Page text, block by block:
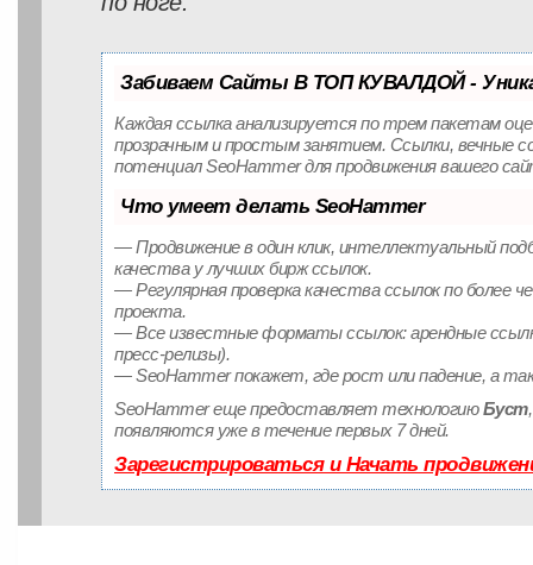
Забиваем Сайты В ТОП КУВАЛДОЙ -
Каждая ссылка анализируется по трем пакетам
прозрачным и простым занятием. Ссылки, вечные
потенциал SeoHammer для продвижения вашего
Что умеет делать SeoHammer
— Продвижение в один клик, интеллектуальный
качества у лучших бирж ссылок.
— Регулярная проверка качества ссылок по более
проекта.
— Все известные форматы ссылок: арендные
пресс-релизы).
— SeoHammer покажет, где рост или падение, а
SeoHammer еще предоставляет технологиюБуст
появляются уже в течение первых 7 дней.
Зарегистрироваться и Начать